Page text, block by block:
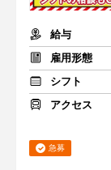
給与
雇用形態
シフト
アクセス
急募